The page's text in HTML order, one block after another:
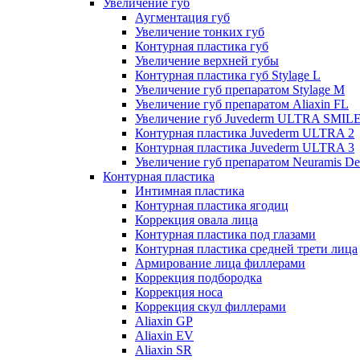
Увеличение губ
Аугментация губ
Увеличение тонких губ
Контурная пластика губ
Увеличение верхней губы
Контурная пластика губ Stylage L
Увеличение губ препаратом Stylage M
Увеличение губ препаратом Aliaxin FL
Увеличение губ Juvederm ULTRA
Контурная пластика Juvederm ULTRA 2
Контурная пластика Juvederm ULTRA 3
Увеличение губ препаратом Neuramis
Контурная пластика
Интимная пластика
Контурная пластика ягодиц
Коррекция овала лица
Контурная пластика под глазами
Контурная пластика средней трети лица
Армирование лица филлерами
Коррекция подбородка
Коррекция носа
Коррекция скул филлерами
Aliaxin GP
Aliaxin EV
Aliaxin SR